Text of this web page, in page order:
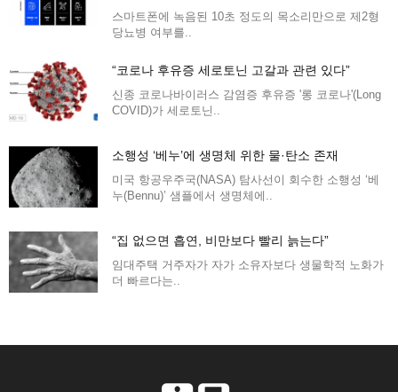
스마트폰에 녹음된 10초 정도의 목소리만으로 제2형
당뇨병 여부를..
“코로나 후유증 세로토닌 고갈과 관련 있다”
신종 코로나바이러스 감염증 후유증 '롱 코로나'(Long
COVID)가 세로토닌..
소행성 ‘베누’에 생명체 위한 물·탄소 존재
미국 항공우주국(NASA) 탐사선이 회수한 소행성 ‘베
누(Bennu)’ 샘플에서 생명체에..
“집 없으면 흡연, 비만보다 빨리 늙는다”
임대주택 거주자가 자가 소유자보다 생물학적 노화가
더 빠르다는..